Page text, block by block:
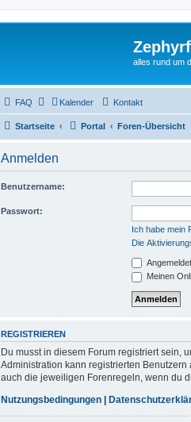
alles rund um
FAQ Kalender Kontakt
Startseite Portal Foren-Übersicht
Anmelden
Benutzername:
Passwort:
Ich habe mein
Die
Meinen
REGISTRIEREN
Du musst in diesem Forum registriert sein,
Administration kann registrierten
auch die jeweiligen Forenregeln, wenn du
Nutzungsbedingungen